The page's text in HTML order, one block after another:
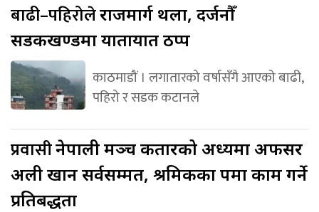
बाढी–पहिरोलेराजमार्ग थला, दर्जनौँ
सडकखण्डमा यातायात ठप्प
काठमाडौं । लगातारको वर्षासँगै आएको बाढी,
पहिरो र सडक कटानले
प्रवासीनेपाली मञ्च कतारको अध्यक्षमा अफसर
अली खान सर्वसम्मत, श्रमिकका पक्षमा काम गर्ने
प्रतिबद्धता